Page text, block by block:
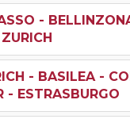
-
- BASILEA -
- ESTRASBURGO